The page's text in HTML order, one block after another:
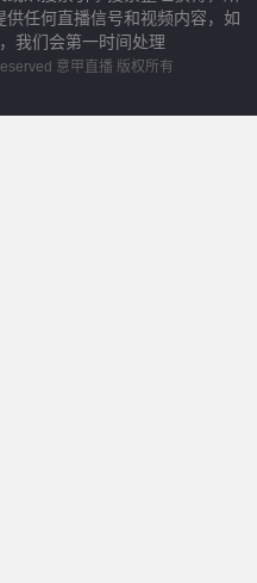
任何直播信号和视频内容，如
我们会第一时间处理
意甲直播 版权所有